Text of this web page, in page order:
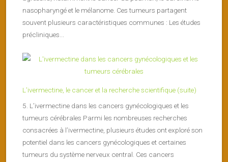
nasopharyngé et le mélanome. Ces tumeurs partagent
souvent plusieurs caractéristiques communes : Les études
précliniques...
L’ivermectine, le cancer et la recherche scientifique (suite)
5. L’ivermectine dans les cancers gynécologiques et les
tumeurs cérébrales Parmi les nombreuses recherches
consacrées à l’ivermectine, plusieurs études ont exploré son
potentiel dans les cancers gynécologiques et certaines
tumeurs du système nerveux central. Ces cancers